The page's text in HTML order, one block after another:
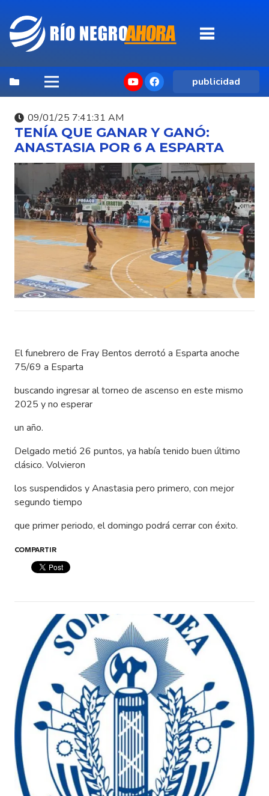
publicidad
09/01/25 7:41:31 AM
TENÍA QUE GANAR Y GANÓ:
ANASTASIA POR 6 A ESPARTA
El funebrero de Fray Bentos derrotó a Esparta anoche
75/69 a Esparta
buscando ingresar al torneo de ascenso en este mismo
2025 y no esperar
un año.
Delgado metió 26 puntos, ya había tenido buen último
clásico. Volvieron
los suspendidos y Anastasia pero primero, con mejor
segundo tiempo
que primer periodo, el domingo podrá cerrar con éxito.
COMPARTIR